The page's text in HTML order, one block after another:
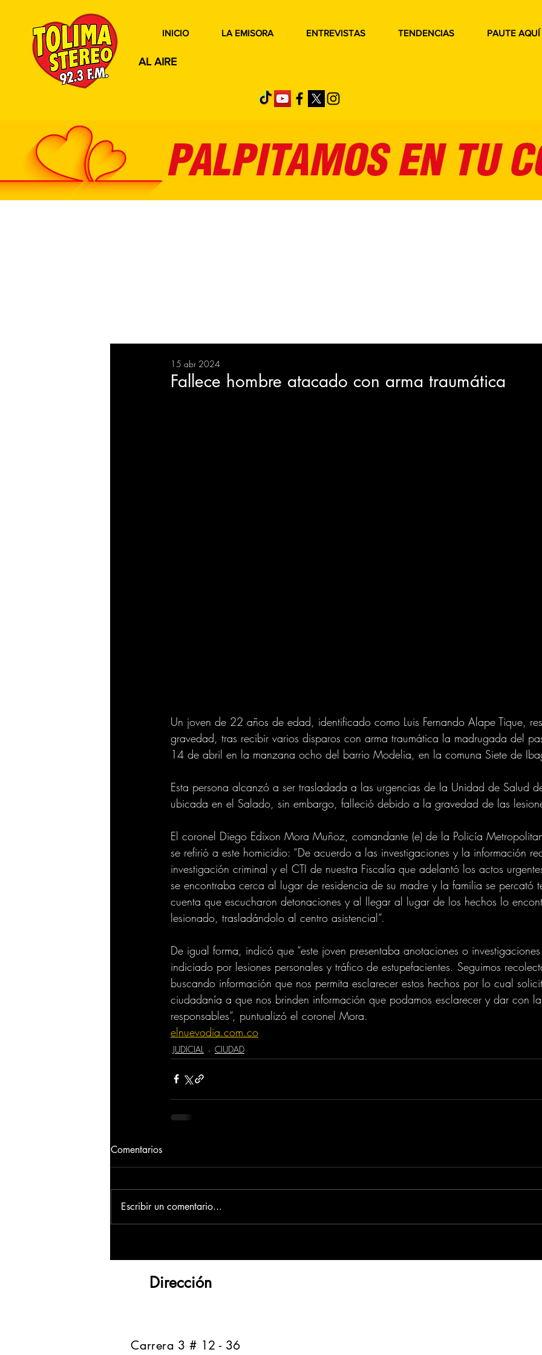
AL AIRE
INICIO LA EMISORA ENTREVISTAS TENDENCIAS PAUTE AQUÍ
BIENESTAR EVENTOS
Fallece hombre atacado con arma traumática
15 abr 2024
Un joven de 22 años de edad, identificado como Luis Fernando Alape Tique,
gravedad, tras recibir varios disparos con arma traumática la madrugada del
14 de abril en la manzana ocho del barrio Modelia, en la comuna Siete de
Esta persona alcanzó a ser trasladada a las urgencias de la Unidad de Salud
ubicada en el Salado, sin embargo, falleció debido a la gravedad de las
El coronel Diego Edixon Mora Muñoz, comandante (e) de la Policía
se refirió a este homicidio: “De acuerdo a las investigaciones y la información
investigación criminal y el CTI de nuestra Fiscalía que adelantó los actos
se encontraba cerca al lugar de residencia de su madre y la familia se percató
cuenta que escucharon detonaciones y al llegar al lugar de los hechos lo
lesionado, trasladándolo al centro asistencial”.
De igual forma, indicó que “este joven presentaba anotaciones o
indiciado por lesiones personales y tráfico de estupefacientes. Seguimos
buscando información que nos permita esclarecer estos hechos por lo cual
ciudadanía a que nos brinden información que podamos esclarecer y dar con
responsables”, puntualizó el coronel Mora.
elnuevodia.com.co
JUDICIAL CIUDAD
Comentarios
Escribir un comentario...
Dirección
​Carrera 3 # 12 - 36